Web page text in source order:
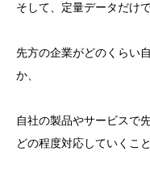
そして、定量データだけで
先方の企業がどのくらい
か、
自社の製品やサービスで
どの程度対応していくこ